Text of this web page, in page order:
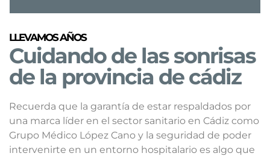
LLEVAMOS AÑOS
Cuidando de las sonrisas
de la provincia de cádiz
Recuerda que la garantía de estar respaldados por
una marca líder en el sector sanitario en Cádiz como
Grupo Médico López Cano y la seguridad de poder
intervenirte en un entorno hospitalario es algo que